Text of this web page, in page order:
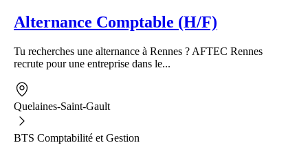
Alternance Comptable (H/F)
Tu recherches une alternance à Rennes ? AFTEC Rennes
recrute pour une entreprise dans le...
Quelaines-Saint-Gault
BTS Comptabilité et Gestion